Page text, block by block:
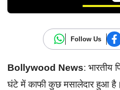
Follow Us
Bollywood News: भारतीय
घंटे में काफी कुछ मसालेदार हुआ है।